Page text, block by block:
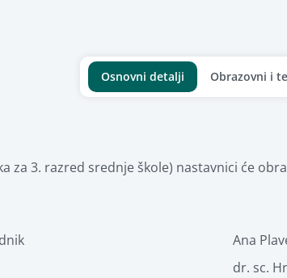
Osnovni detalji Obrazovni i
za 3. razred srednje škole) nastavnici će
Ana
dr. sc.